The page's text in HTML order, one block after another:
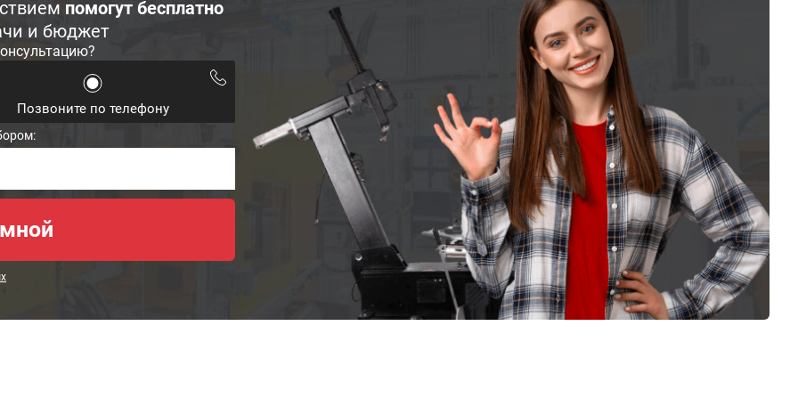
помогут бесплатно
и бюджет
Позвоните по телефону